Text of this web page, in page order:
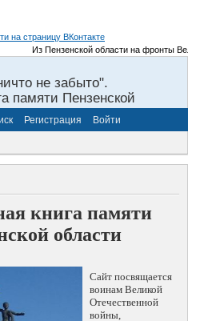
Из Пензенской области на фронты Великой
не забыто".
памяти Пензенской
Регистрация Войти
книга памяти
области
Сайт посвящается
воинам Великой
Отечественной
войны,